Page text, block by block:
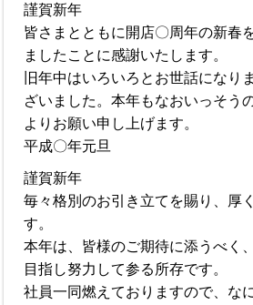
謹賀新年
皆さまとともに開店〇周年の新春
ましたことに感謝いたします。
旧年中はいろいろとお世話になり
ざいました。本年もなおいっそう
よりお願い申し上げます。
平成〇年元旦
謹賀新年
毎々格別のお引き立てを賜り、厚
す。
本年は、皆様のご期待に添うべく
目指し努力して参る所存です。
社員一同燃えておりますので、な